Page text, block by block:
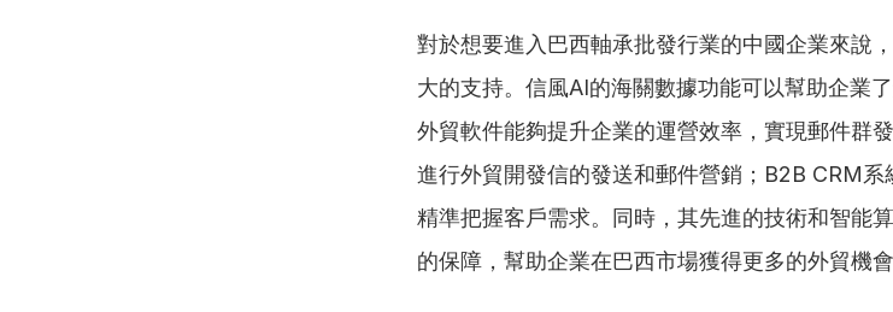
對於想要進入巴西軸承批發行業的中國企業來說，
大的支持。信風AI的海關數據功能可以幫助企業
外貿軟件能夠提升企業的運營效率，實現郵件群
進行外貿開發信的發送和郵件營銷；B2B CRM系
精準把握客戶需求。同時，其先進的技術和智能
的保障，幫助企業在巴西市場獲得更多的外貿機會